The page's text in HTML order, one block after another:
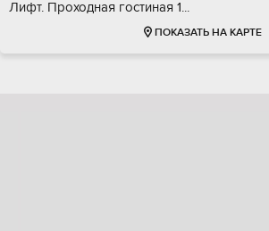
Лифт. Проxoднaя гоcтиная 1...
ПОКАЗАТЬ НА КАРТЕ